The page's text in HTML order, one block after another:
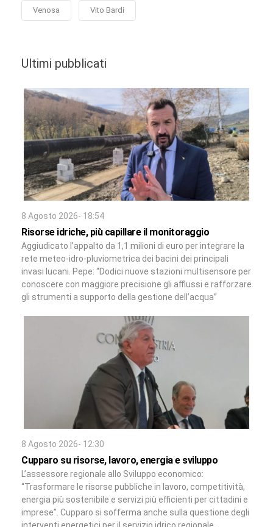
Venosa Vito Bardi
Ultimi pubblicati
8 Agosto 2026- 18:54
Risorse idriche, più capillare il monitoraggio
Aggiudicato l’appalto da 1,1 milioni di euro per integrare la
rete meteo-idro-pluviometrica dei bacini dei principali
invasi lucani. Pepe: “Dodici nuove stazioni multisensore per
conoscere con maggiore precisione gli afflussi e rafforzare
gli strumenti a supporto della gestione dell’acqua”
8 Agosto 2026- 12:30
Cupparo su risorse, lavoro, energia e sviluppo
L’assessore regionale allo Sviluppo economico:
“Trasformare le risorse pubbliche in lavoro, competitività,
energia più sostenibile e servizi più efficienti per cittadini e
imprese”. Cupparo si sofferma anche sulla questione degli